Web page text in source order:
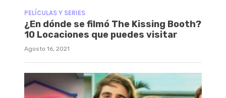
PELÍCULAS Y SERIES
¿En dónde se filmó The Kissing Booth?
10 Locaciones que puedes visitar
Agosto 16, 2021